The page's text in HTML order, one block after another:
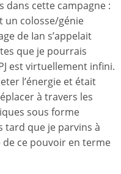
dans cette campagne :
un colosse/génie
de Ian s’appelait
que je pourrais
est virtuellement infini.
l’énergie et était
à travers les
sous forme
tard que je parvins à
ce pouvoir en terme